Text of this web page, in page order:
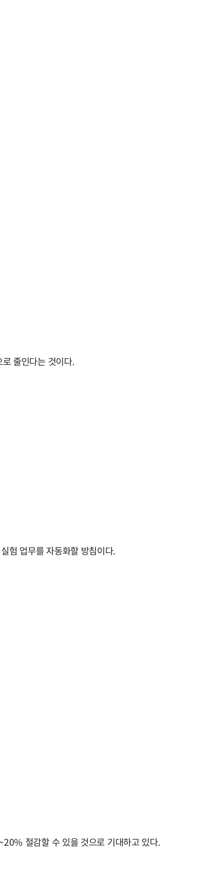
줄인다는 것이다.
험 업무를 자동화할 방침이다.
절감할 수 있을 것으로 기대하고 있다.